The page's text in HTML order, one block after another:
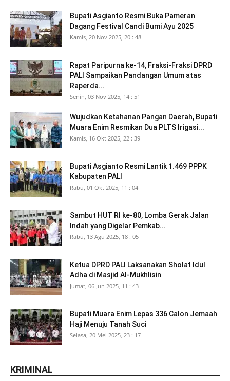
Bupati Asgianto Resmi Buka Pameran
Dagang Festival Candi Bumi Ayu 2025
Kamis, 20 Nov 2025, 20 : 48
Rapat Paripurna ke-14, Fraksi-Fraksi DPRD
PALI Sampaikan Pandangan Umum atas
Raperda...
Senin, 03 Nov 2025, 14 : 51
Wujudkan Ketahanan Pangan Daerah, Bupati
Muara Enim Resmikan Dua PLTS Irigasi...
Kamis, 16 Okt 2025, 22 : 39
Bupati Asgianto Resmi Lantik 1.469 PPPK
Kabupaten PALI
Rabu, 01 Okt 2025, 11 : 04
Sambut HUT RI ke-80, Lomba Gerak Jalan
Indah yang Digelar Pemkab...
Rabu, 13 Agu 2025, 18 : 05
Ketua DPRD PALI Laksanakan Sholat Idul
Adha di Masjid Al-Mukhlisin
Jumat, 06 Jun 2025, 11 : 43
Bupati Muara Enim Lepas 336 Calon Jemaah
Haji Menuju Tanah Suci
Selasa, 20 Mei 2025, 23 : 17
KRIMINAL